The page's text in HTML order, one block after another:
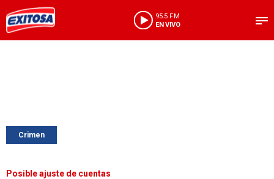
95.5 FM
EN VIVO
Crimen
Posible ajuste de cuentas